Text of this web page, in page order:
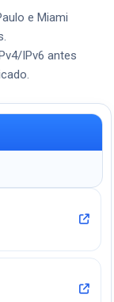
e Miami
IPv6 antes